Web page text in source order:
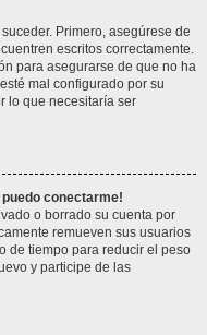
Primero, asegúrese de
escritos correctamente.
para asegurarse de que no ha
mal configurado por su
lo que necesitaría ser
conectarme!
o borrado su cuenta por
remueven sus usuarios
de tiempo para reducir el peso
y participe de las